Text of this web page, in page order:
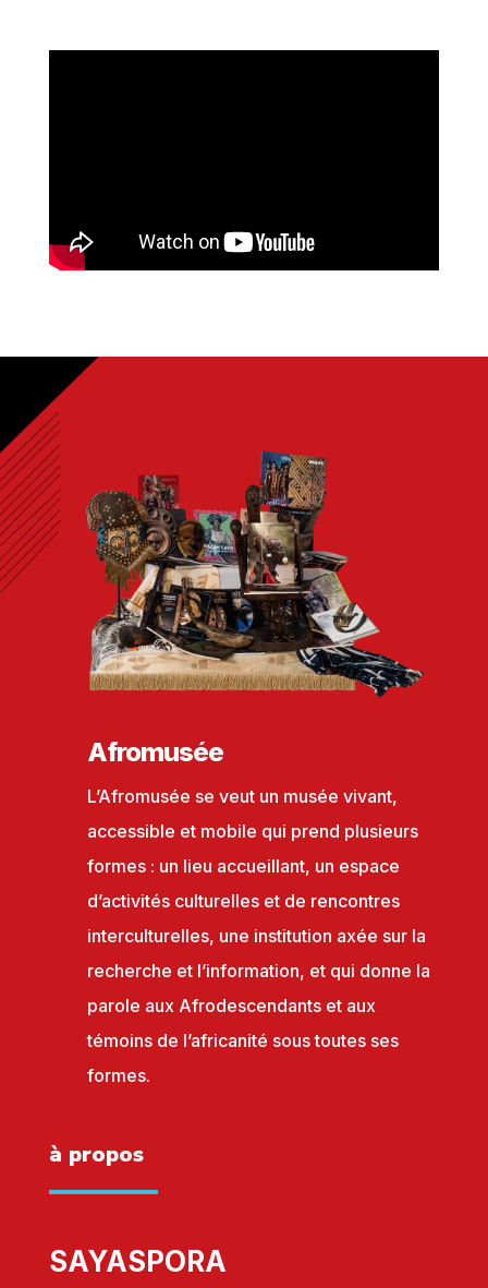
Afromusée
L’Afromusée se veut un musée vivant,
accessible et mobile qui prend plusieurs
formes : un lieu accueillant, un espace
d’activités culturelles et de rencontres
interculturelles, une institution axée sur la
recherche et l’information, et qui donne la
parole aux Afrodescendants et aux
témoins de l’africanité sous toutes ses
formes.
à propos
SAYASPORA